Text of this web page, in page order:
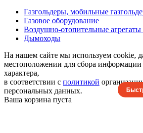
Газгольдеры, мобильные
Газовое оборудование
Воздушно-отопительные
Дымоходы
На нашем сайте мы используем cookie,
местоположении для сбора информации
характера,
в соответствии с политикой
персональных данных.
Ваша корзина пуста